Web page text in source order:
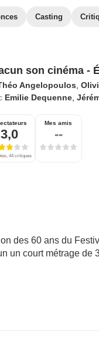
Casting
son cinéma -
Angelopoulos
Emilie Dequenne,
3,0
44 critiques
Mes amis
--
des 60 ans du
un court métrage de